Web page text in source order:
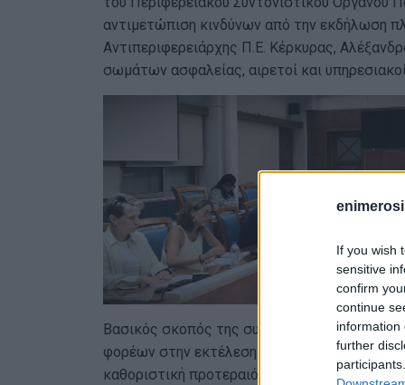
If you wish
sensitive
confirm
continue
information
further
αντιμετώπιση κινδύνων από την εκδήλωση
Αντιπεριφερειάρχης Π.Ε. Κέρκυρας,
σωμάτων ασφαλείας, αιρετοί και
Βασικός σκοπός της συνεδρίασης είναι ο
φορέων στην εκτέλεση έργων και δράσεων
καθοριστική προτεραιότητα στην